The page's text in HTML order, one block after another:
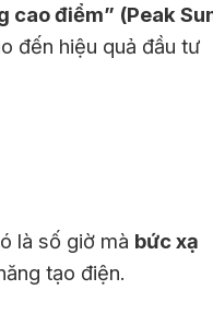
cao điểm” (Peak
đến hiệu quả đầu tư
là số giờ mà bức xạ
tạo điện.